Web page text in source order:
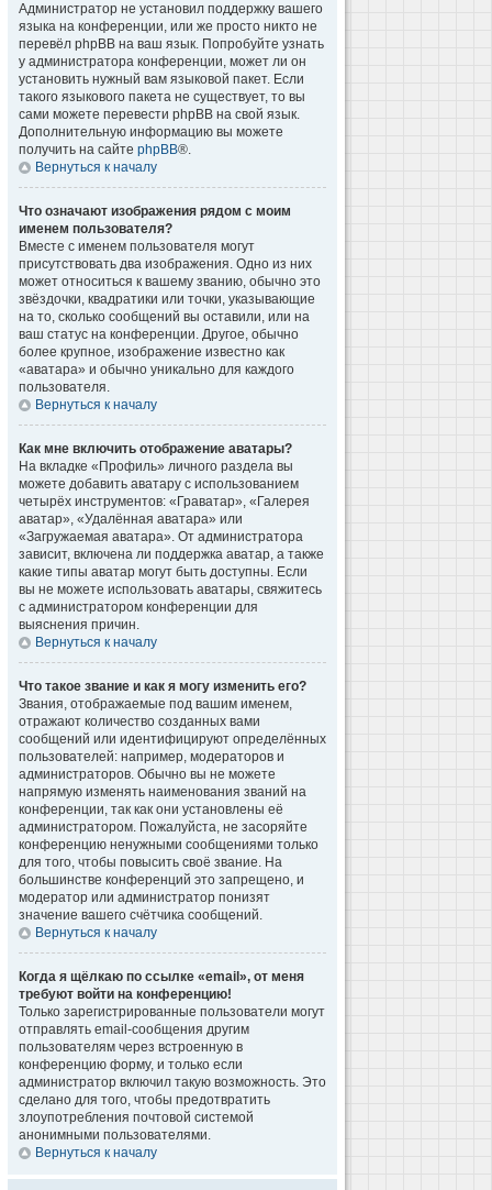
Администратор не установил поддержку вашего
языка на конференции, или же просто никто не
перевёл phpBB на ваш язык. Попробуйте узнать
у администратора конференции, может ли он
установить нужный вам языковой пакет. Если
такого языкового пакета не существует, то вы
сами можете перевести phpBB на свой язык.
Дополнительную информацию вы можете
получить на сайте phpBB®.
Вернуться к началу
Что означают изображения рядом с моим
именем пользователя?
Вместе с именем пользователя могут
присутствовать два изображения. Одно из них
может относиться к вашему званию, обычно это
звёздочки, квадратики или точки, указывающие
на то, сколько сообщений вы оставили, или на
ваш статус на конференции. Другое, обычно
более крупное, изображение известно как
«аватара» и обычно уникально для каждого
пользователя.
Вернуться к началу
Как мне включить отображение аватары?
На вкладке «Профиль» личного раздела вы
можете добавить аватару с использованием
четырёх инструментов: «Граватар», «Галерея
аватар», «Удалённая аватара» или
«Загружаемая аватара». От администратора
зависит, включена ли поддержка аватар, а также
какие типы аватар могут быть доступны. Если
вы не можете использовать аватары, свяжитесь
с администратором конференции для
выяснения причин.
Вернуться к началу
Что такое звание и как я могу изменить его?
Звания, отображаемые под вашим именем,
отражают количество созданных вами
сообщений или идентифицируют определённых
пользователей: например, модераторов и
администраторов. Обычно вы не можете
напрямую изменять наименования званий на
конференции, так как они установлены её
администратором. Пожалуйста, не засоряйте
конференцию ненужными сообщениями только
для того, чтобы повысить своё звание. На
большинстве конференций это запрещено, и
модератор или администратор понизят
значение вашего счётчика сообщений.
Вернуться к началу
Когда я щёлкаю по ссылке «email», от меня
требуют войти на конференцию!
Только зарегистрированные пользователи могут
отправлять email-сообщения другим
пользователям через встроенную в
конференцию форму, и только если
администратор включил такую возможность. Это
сделано для того, чтобы предотвратить
злоупотребления почтовой системой
анонимными пользователями.
Вернуться к началу